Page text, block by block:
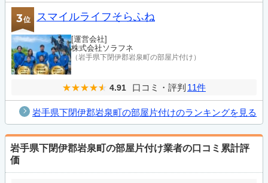
3位 スマイルライフそらふね
[運営会社]
株式会社ソラフネ
（岩手県下閉伊郡岩泉町の部屋片付け）
4.91 口コミ・評判 11件
岩手県下閉伊郡岩泉町の部屋片付けのランキングを見る
岩手県下閉伊郡岩泉町の部屋片付け業者の口コミ累計評
価